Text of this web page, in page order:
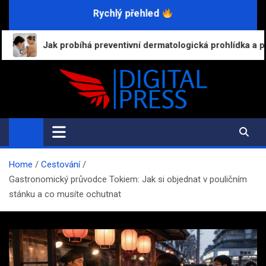
content
Rychlý přehled
preventivní dermatologická prohlídka a proč byste ji
Digital-Press.cz
Kvalitní informace pro každý den
Home
Cestování
Gastronomický průvodce Tokiem: Jak si objednat v pouličním
stánku a co musíte ochutnat